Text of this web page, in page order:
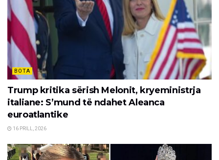
BOTA
Trump kritika sërish Melonit, kryeministrja
italiane: S’mund të ndahet Aleanca
euroatlantike
16 PRILL, 2026